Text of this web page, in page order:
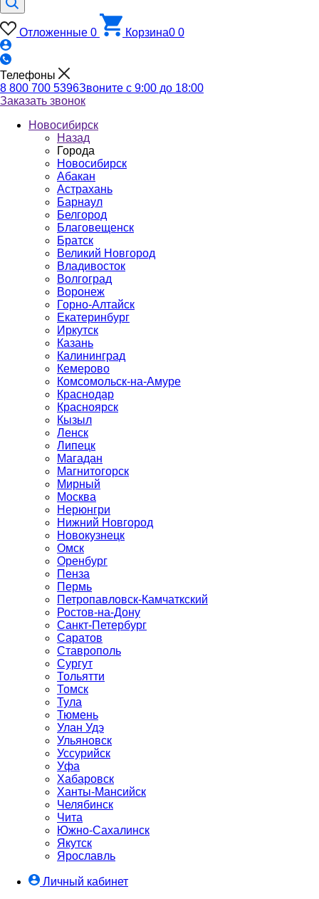
Отложенные 0 Корзина0 0
Телефоны
8 800 700 5396Звоните с 9:00 до 18:00
Заказать звонок
Новосибирск
Назад
Города
Новосибирск
Абакан
Астрахань
Барнаул
Белгород
Благовещенск
Братск
Великий Новгород
Владивосток
Волгоград
Воронеж
Горно-Алтайск
Екатеринбург
Иркутск
Казань
Калининград
Кемерово
Комсомольск-на-Амуре
Краснодар
Красноярск
Кызыл
Ленск
Липецк
Магадан
Магнитогорск
Мирный
Москва
Нерюнгри
Нижний Новгород
Новокузнецк
Омск
Оренбург
Пенза
Пермь
Петропавловск-Камчаткский
Ростов-на-Дону
Санкт-Петербург
Саратов
Ставрополь
Сургут
Тольятти
Томск
Тула
Тюмень
Улан Удэ
Ульяновск
Уссурийск
Уфа
Хабаровск
Ханты-Мансийск
Челябинск
Чита
Южно-Cахалинск
Якутск
Ярославль
Личный кабинет